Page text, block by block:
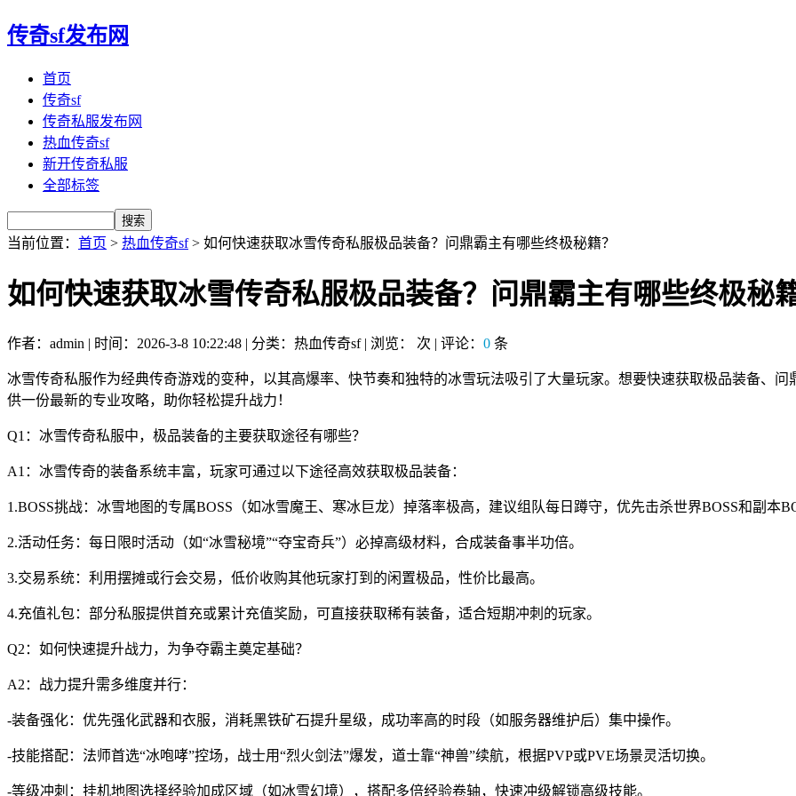
传奇sf发布网
首页
传奇sf
传奇私服发布网
热血传奇sf
新开传奇私服
全部标签
当前位置： 首页 > 热血传奇sf> 如何快速获取冰雪传奇私服极品装备？问鼎霸主有哪些终极秘籍？
如何快速获取冰雪传奇私服极品装备？问鼎霸主有哪些终极秘
作者：admin | 时间：2026-3-8 10:22:48 | 分类：热血传奇sf | 浏览： 次 | 评论： 0 条
冰雪传奇私服作为经典传奇游戏的变种，以其高爆率、快节奏和独特的冰雪玩法吸引了大量玩家。想要快速获取极品装备、
供一份最新的专业攻略，助你轻松提升战力！
Q1：冰雪传奇私服中，极品装备的主要获取途径有哪些？
A1：冰雪传奇的装备系统丰富，玩家可通过以下途径高效获取极品装备：
1.BOSS挑战：冰雪地图的专属BOSS（如冰雪魔王、寒冰巨龙）掉落率极高，建议组队每日蹲守，优先击杀世界BOSS和副本
2.活动任务：每日限时活动（如“冰雪秘境”“夺宝奇兵”）必掉高级材料，合成装备事半功倍。
3.交易系统：利用摆摊或行会交易，低价收购其他玩家打到的闲置极品，性价比最高。
4.充值礼包：部分私服提供首充或累计充值奖励，可直接获取稀有装备，适合短期冲刺的玩家。
Q2：如何快速提升战力，为争夺霸主奠定基础？
A2：战力提升需多维度并行：
-装备强化：优先强化武器和衣服，消耗黑铁矿石提升星级，成功率高的时段（如服务器维护后）集中操作。
-技能搭配：法师首选“冰咆哮”控场，战士用“烈火剑法”爆发，道士靠“神兽”续航，根据PVP或PVE场景灵活切换。
-等级冲刺：挂机地图选择经验加成区域（如冰雪幻境），搭配多倍经验卷轴，快速冲级解锁高级技能。